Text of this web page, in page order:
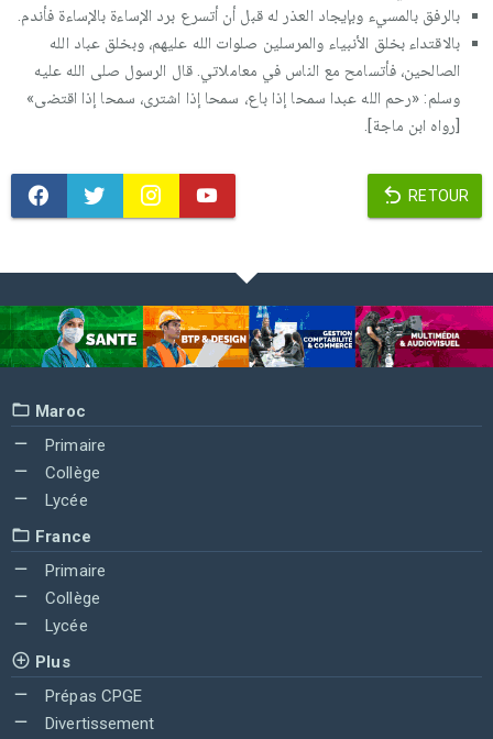
بالرفق بالمسيء وبإيجاد العذر له قبل أن أتسرع برد الإساءة بالإساءة فأندم.
بالاقتداء بخلق الأنبياء والمرسلين صلوات الله عليهم، وبخلق عباد الله
الصالحين، فأتسامح مع الناس في معاملاتي. قال الرسول صلى الله عليه
وسلم: «رحم الله عبدا سمحا إذا باع، سمحا إذا اشترى، سمحا إذا اقتضى»
[رواه ابن ماجة].
RETOUR
Maroc
Primaire
Collège
Lycée
France
Primaire
Collège
Lycée
Plus
Prépas CPGE
Divertissement